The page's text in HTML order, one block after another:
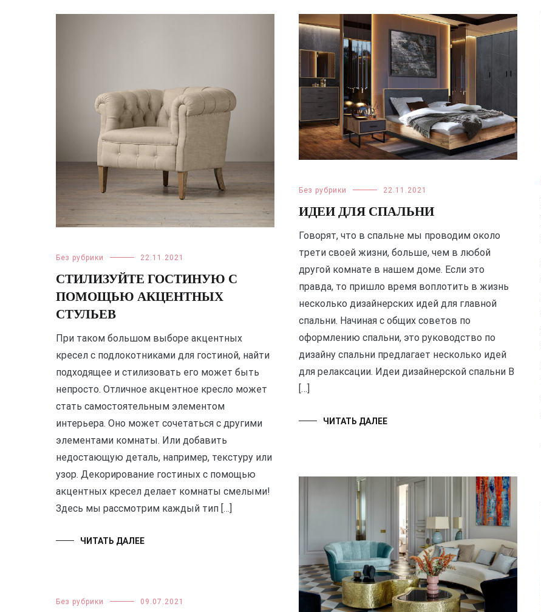
Без рубрики 22.11.2021
СТИЛИЗУЙТЕ ГОСТИНУЮ С
ПОМОЩЬЮ АКЦЕНТНЫХ
СТУЛЬЕВ
При таком большом выборе акцентных
кресел с подлокотниками для гостиной, найти
подходящее и стилизовать его может быть
непросто. Отличное акцентное кресло может
стать самостоятельным элементом
интерьера. Оно может сочетаться с другими
элементами комнаты. Или добавить
недостающую деталь, например, текстуру или
узор. Декорирование гостиных с помощью
акцентных кресел делает комнаты смелыми!
Здесь мы рассмотрим каждый тип […]
ЧИТАТЬ ДАЛЕЕ
Без рубрики 22.11.2021
ИДЕИ ДЛЯ СПАЛЬНИ
Говорят, что в спальне мы проводим около
трети своей жизни, больше, чем в любой
другой комнате в нашем доме. Если это
правда, то пришло время воплотить в жизнь
несколько дизайнерских идей для главной
спальни. Начиная с общих советов по
оформлению спальни, это руководство по
дизайну спальни предлагает несколько идей
для релаксации. Идеи дизайнерской спальни В
[…]
ЧИТАТЬ ДАЛЕЕ
Без рубрики 09.07.2021